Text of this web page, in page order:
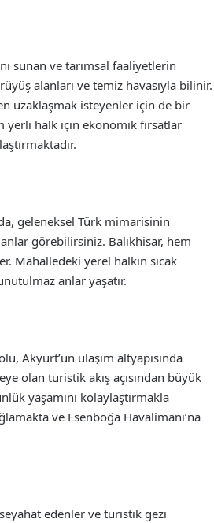
sunan ve tarımsal faaliyetlerin
alanları ve temiz havasıyla bilinir.
uzaklaşmak isteyenler için de bir
yerli halk için ekonomik fırsatlar
geleneksel Türk mimarisinin
görebilirsiniz. Balıkhisar, hem
Mahalledeki yerel halkın sıcak
anlar yaşatır.
Akyurt’un ulaşım altyapısında
olan turistik akış açısından büyük
yaşamını kolaylaştırmakla
ve Esenboğa Havalimanı’na
edenler ve turistik gezi